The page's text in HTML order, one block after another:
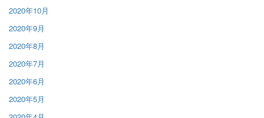
2020年10月
2020年9月
2020年8月
2020年7月
2020年6月
2020年5月